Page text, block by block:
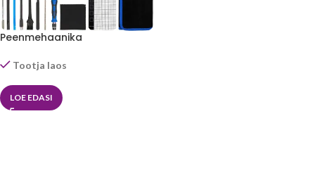
Peenmehaanika
osaTootja laos
LOE EDASI